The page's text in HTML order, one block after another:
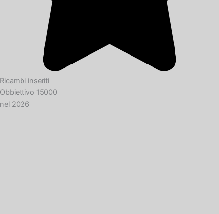
Ricambi inseriti
Obbiettivo 15000
nel 2026